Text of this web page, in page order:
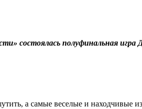
состоялась полуфинальная
а самые веселые и находчивые